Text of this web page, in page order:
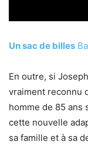
Un sac de billes
En outre, si
vraiment reconnu
homme de 85 ans
cette nouvelle
sa famille et à sa